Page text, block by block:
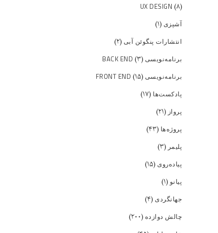
UX DESIGN (۸)
آشپزی (۱)
انتشارات پنگوئن آبی (۲)
برنامه‌نویسی BACK END (۳)
برنامه‌نویسی FRONT END (۱۵)
پادکست‌ها (۱۷)
پرواز (۲۱)
پروژه‌ها (۴۳)
پلیمر (۳)
پیاده‌روی (۱۵)
پیانو(۱)
جهانگردی (۴)
چالش دوازده (۲۰۰)